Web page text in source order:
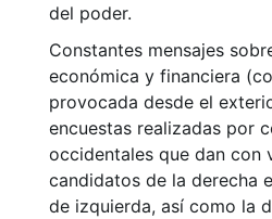
del poder.
Constantes mensajes
económica y financiera
provocada desde el
encuestas realizadas por
occidentales que dan con
candidatos de la derecha
de izquierda, así como la